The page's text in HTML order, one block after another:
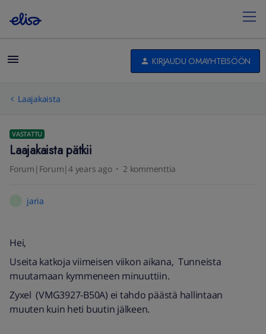
KIRJAUDU OMAYHTEISÖÖN
Laajakaista
VASTATTU
Laajakaista pätkii
Forum|Forum|4 years ago 2 kommenttia
jaria
Hei,
Useita katkoja viimeisen viikon aikana, Tunneista
muutamaan kymmeneen minuuttiin.
Zyxel (VMG3927-B50A) ei tahdo päästä hallintaan
muuten kuin heti buutin jälkeen.